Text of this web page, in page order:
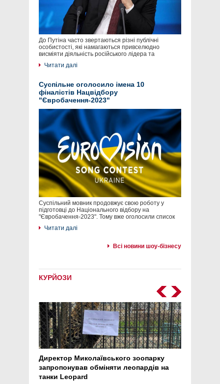
До Путіна часто звертаються різні публічні
особистості, які намагаються привселюдно
висміяти діяльність російського лідера та
Читати далі
Суспільне оголосило імена 10
фіналістів Нацвідбору
"Євробачення-2023"
Суспільний мовник продовжує свою роботу у
підготовці до Національного відбору на
"Євробачення-2023". Тому вже оголосили список
Читати далі
Всі новини шоу-бізнесу
КУРЙОЗИ
Директор Миколаївського зоопарку
запропонував обміняти леопардів на
танки Leopard